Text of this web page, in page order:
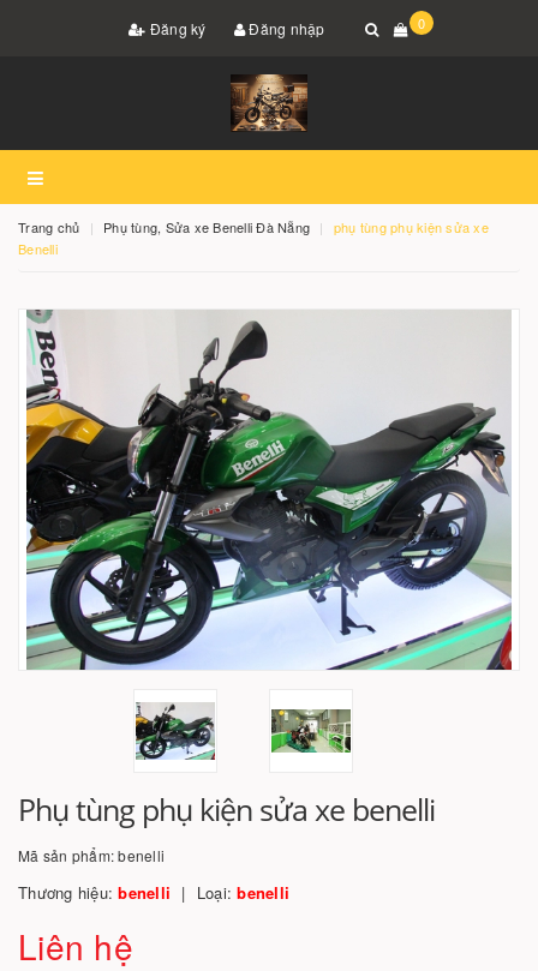
Đăng ký Đăng nhập 0
Trang chủ Phụ tùng, Sửa xe Benelli Đà Nẵng
phụ tùng phụ kiện sửa xe
Benelli
Phụ tùng phụ kiện sửa xe benelli
Mã sản phẩm:benelli
Thương hiệu:benelli Loại:benelli
Liên hệ